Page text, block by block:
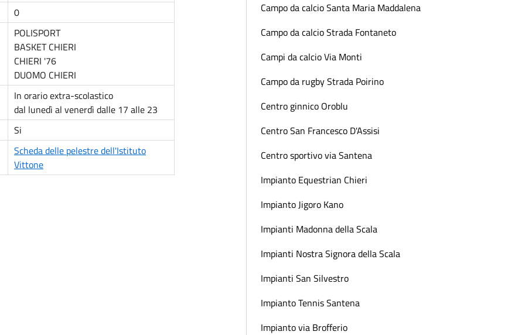
0
POLISPORT
BASKET CHIERI
CHIERI '76
DUOMO CHIERI
In orario extra-scolastico
dal lunedì al venerdì dalle 17 alle 23
Si
Scheda delle pelestre dell'Istituto
Vittone
Campo da calcio Santa Maria Maddalena
Campo da calcio Strada Fontaneto
Campi da calcio Via Monti
Campo da rugby Strada Poirino
Centro ginnico Oroblu
Centro San Francesco D'Assisi
Centro sportivo via Santena
Impianto Equestrian Chieri
Impianto Jigoro Kano
Impianti Madonna della Scala
Impianti Nostra Signora della Scala
Impianti San Silvestro
Impianto Tennis Santena
Impianto via Brofferio